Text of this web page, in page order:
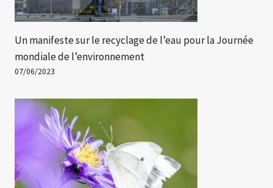
Un manifeste sur le recyclage de l’eau pour la Journée
mondiale de l’environnement
07/06/2023